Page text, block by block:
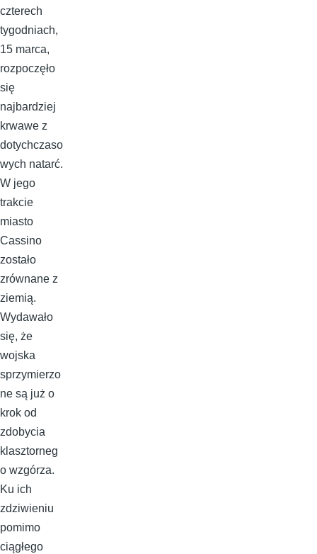
czterech
tygodniach,
15 marca,
rozpoczęło
się
najbardziej
krwawe z
dotychczaso
wych natarć.
W jego
trakcie
miasto
Cassino
zostało
zrównane z
ziemią.
Wydawało
się, że
wojska
sprzymierzo
ne są już o
krok od
zdobycia
klasztorneg
o wzgórza.
Ku ich
zdziwieniu
pomimo
ciągłego